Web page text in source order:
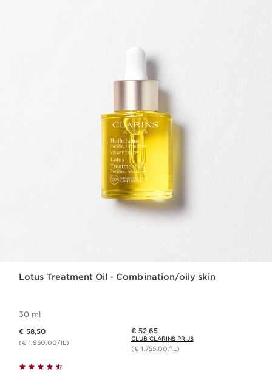
Lotus Treatment Oil - Combination/oily skin
30 ml
€ 58,50
(€ 1.950,00/1L)
Club Clarins Prijs € 52,65
€ 52,65
CLUB CLARINS PRIJS
(€ 1.755,00/1L)